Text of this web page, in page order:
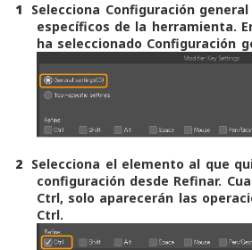
1 Selecciona Configuración general
específicos de la herramienta.
ha seleccionado Configuración
2 Selecciona el elemento al que
configuración desde Refinar.
Ctrl, solo aparecerán las
Ctrl.